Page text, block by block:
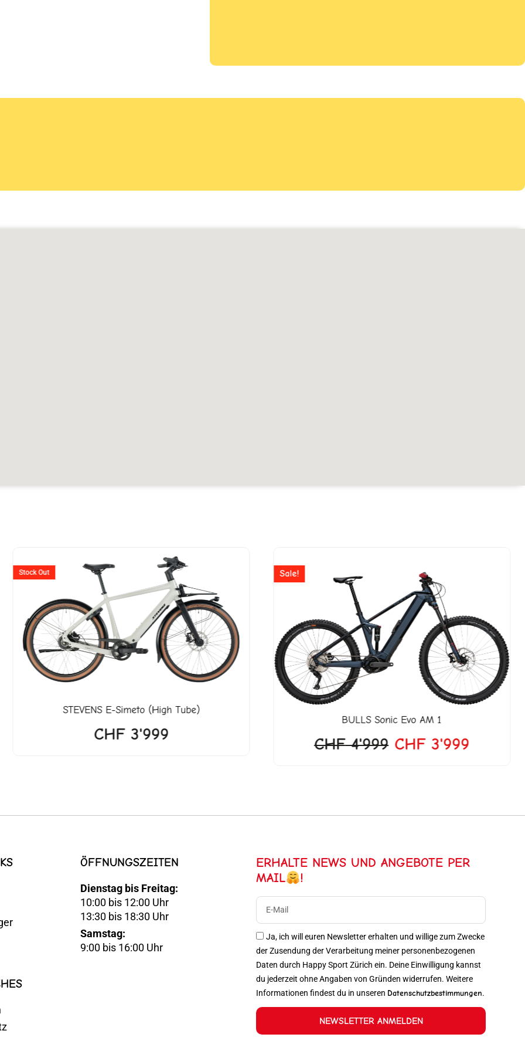
Stock Out
STEVENSE-Simeto (High Tube)
CHF3'999
Sale!
BULLSSonic Evo AM 1
CHF4'999
Preis
war:
CHF 4'999
CHF3'999
CHF
ÖFFNUNGSZEITEN
Dienstag bis Freitag:
10:00 bis 12:00 Uhr
13:30 bis 18:30 Uhr
Samstag:
9:00 bis 16:00 Uhr
ERHALTE NEWS UND ANGEBOTE PER
MAIL
!
Ja, ich will euren Newsletter erhalten und willige zum Zwecke
der Zusendung der Verarbeitung meiner personenbezogenen
Daten durch Happy Sport Zürich ein. Deine Einwilligung kannst
du jederzeit ohne Angaben von Gründen widerrufen. Weitere
Informationen findest du in unseren Datenschutzbestimmungen.
NEWSLETTER ANMELDEN